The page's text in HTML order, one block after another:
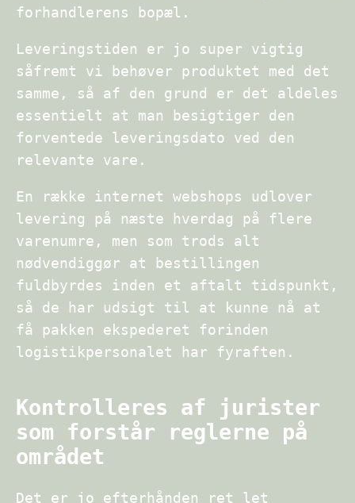
forhandlerens bopæl.
Leveringstiden er jo super vigtig
såfremt vi behøver produktet med det
samme, så af den grund er det aldeles
essentielt at man besigtiger den
forventede leveringsdato ved den
relevante vare.
En række internet webshops udlover
levering på næste hverdag på flere
varenumre, men som trods alt
nødvendiggør at bestillingen
fuldbyrdes inden et aftalt tidspunkt,
så de har udsigt til at kunne nå at
få pakken ekspederet forinden
logistikpersonalet har fyraften.
Kontrolleres af jurister
som forstår reglerne på
området
Det er jo efterhånden ret let